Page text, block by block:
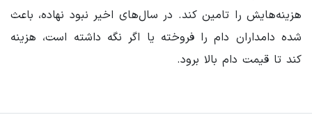
هزینه‌هایش را تامین کند. در سال‌های اخیر نبود نهاده، باعث
شده دامداران دام را فروخته یا اگر نگه داشته است، هزینه
کند تا قیمت دام بالا برود.